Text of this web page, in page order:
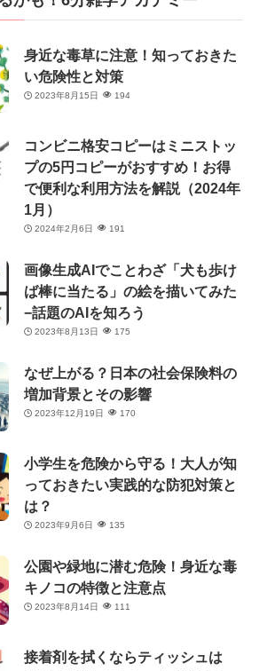
身近な毒草に注意！知っておきた
い危険性と対策
2023年8月15日 194
コンビニ格安コピーはミニストッ
プの5円コピーがおすすめ！お得
で便利な利用方法を解説（2024年
1月）
2024年2月6日 191
画像生成AIでことわざ「犬も歩け
ば棒に当たる」の絵を描いてみた
−話題のAIを知ろう
2023年8月13日 175
なぜ上がる？日本の社会保険料の
増加背景とその影響
2023年12月19日 170
小学生を危険から守る！大人が知
っておきたい実践的な防犯対策と
は？
2023年9月6日 135
公園や緑地に潜む危険！身近な毒
キノコの特徴と注意点
2023年8月14日 111
接着剤を拭くならティッシュは